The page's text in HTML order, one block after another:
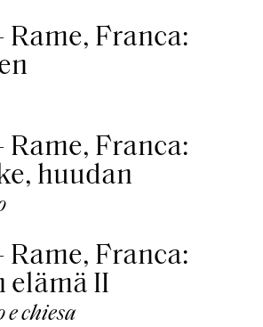
Rame, Franca:
Rame, Franca:
huudan
Rame, Franca:
elämä II
e chiesa